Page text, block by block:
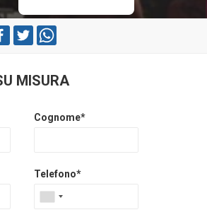
MISURA
Cognome*
Telefono*